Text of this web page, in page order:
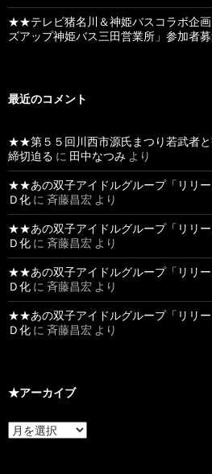
★★テレビ猪名川＆神姫バスコラボ企
ズアップ神姫バス三田営業所」参加者
最近のコメント
★★第５５回川西市源氏まつり若武者と
締切迫る に 田中なつみ より
★★あの双子アイドルグループ「リリ
Ｄ化 に 斉藤昌宏 より
★★あの双子アイドルグループ「リリ
Ｄ化 に 斉藤昌宏 より
★★あの双子アイドルグループ「リリ
Ｄ化 に 斉藤昌宏 より
★★あの双子アイドルグループ「リリ
Ｄ化 に 斉藤昌宏 より
★アーカイブ
★
ア